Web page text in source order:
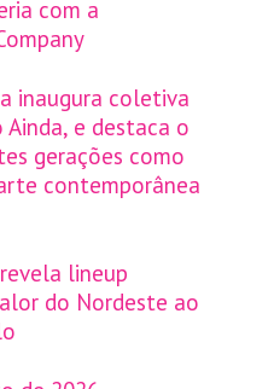
com a
inaugura coletiva
Ainda, e destaca o
gerações como
contemporânea
lineup
do Nordeste ao